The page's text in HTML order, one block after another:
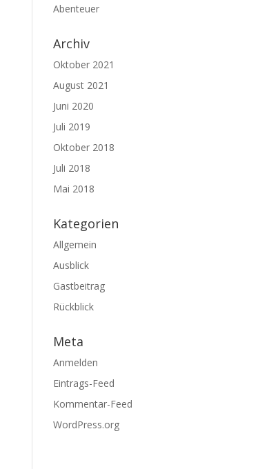
Abenteuer
Archiv
Oktober 2021
August 2021
Juni 2020
Juli 2019
Oktober 2018
Juli 2018
Mai 2018
Kategorien
Allgemein
Ausblick
Gastbeitrag
Rückblick
Meta
Anmelden
Eintrags-Feed
Kommentar-Feed
WordPress.org